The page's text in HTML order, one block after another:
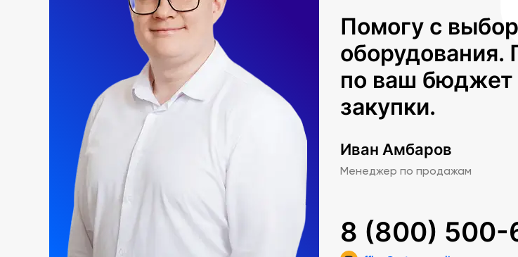
Помогу с
оборудования.
по ваш бюджет
закупки.
Иван Амбаров
Менеджер по продажам
8 (800) 500-